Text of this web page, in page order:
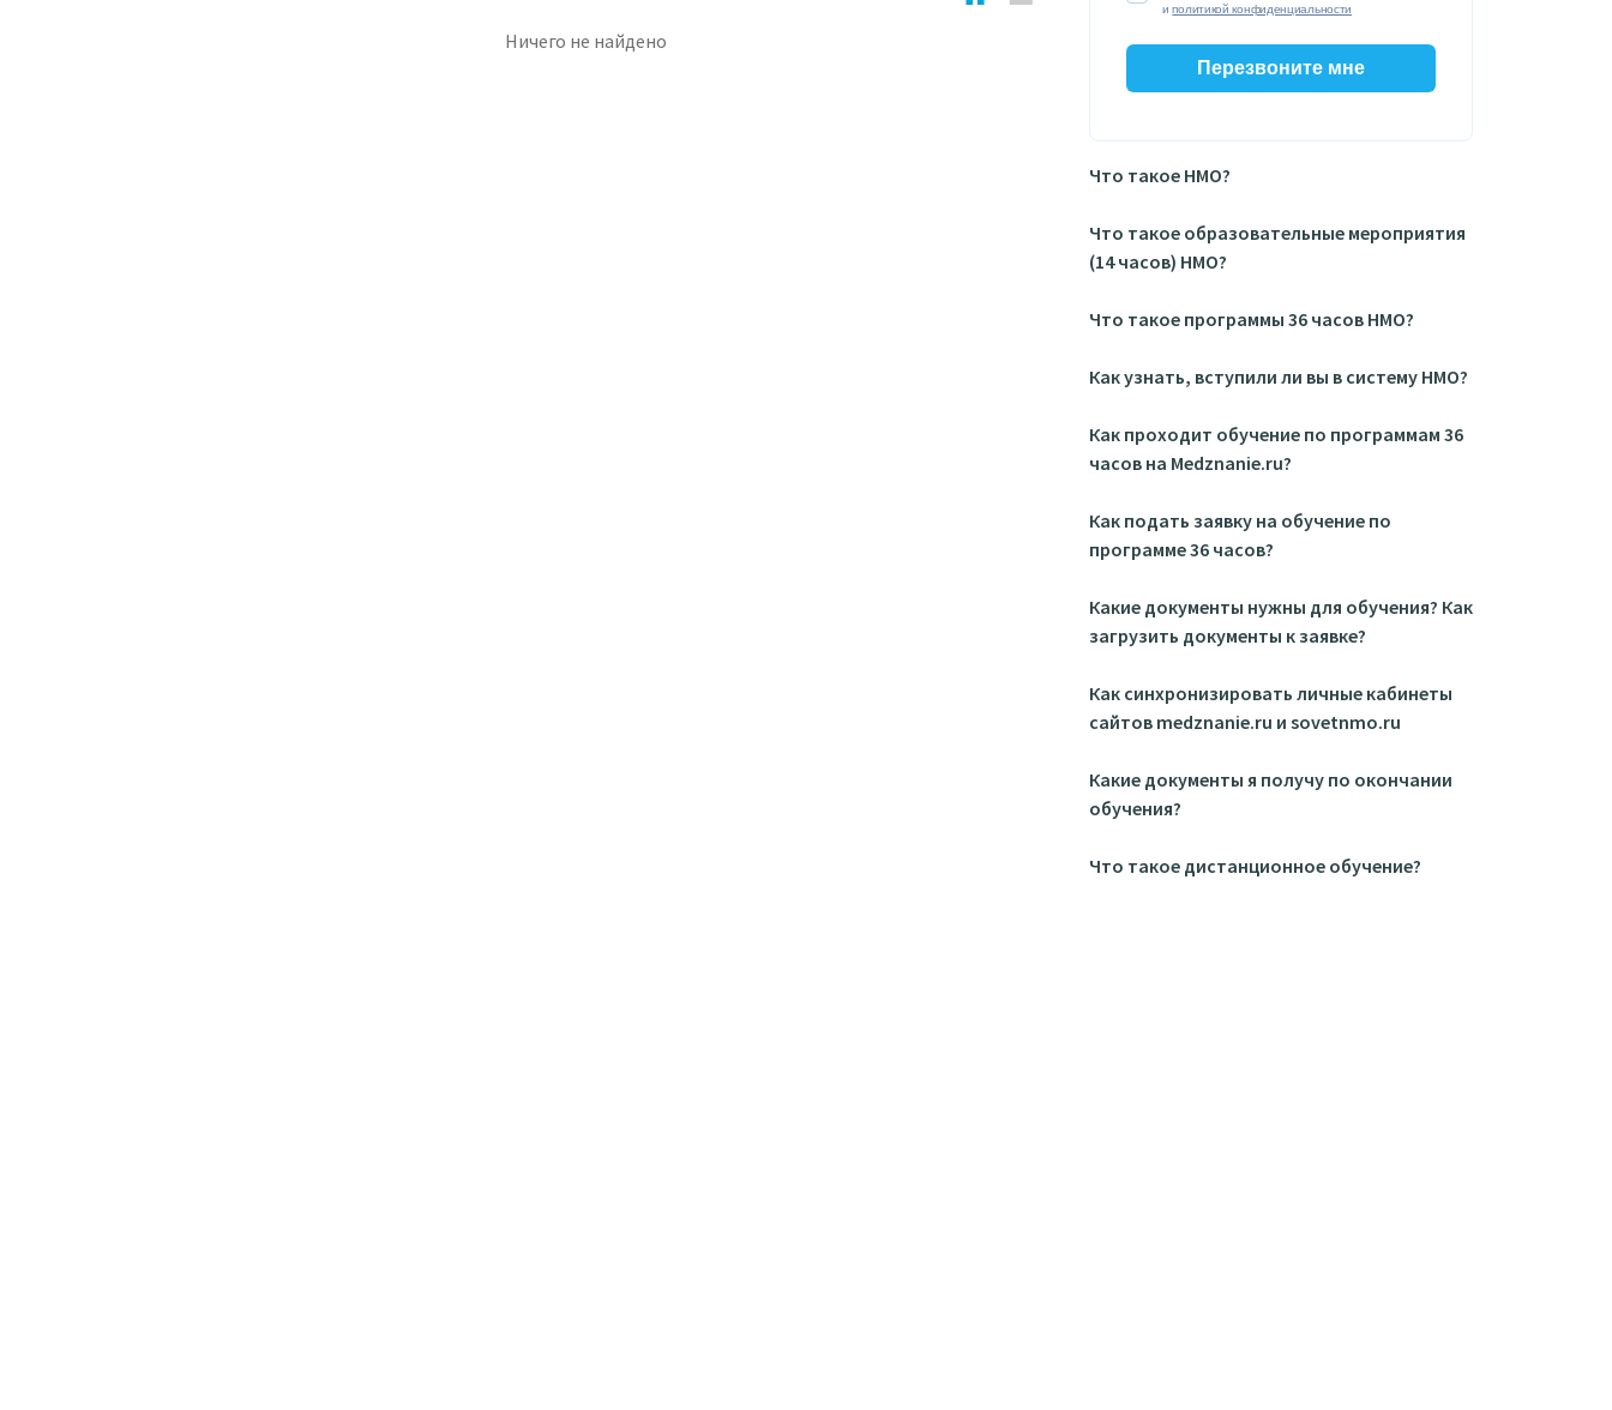
Ничего не найдено
иполитикой конфиденциальности
Перезвоните мне
Что такое НМО?
Что такое образовательные мероприятия
(14 часов) НМО?
Что такое программы 36 часов НМО?
Как узнать, вступили ли вы в систему НМО?
Как проходит обучение по программам 36
часов на Medznanie.ru?
Как подать заявку на обучение по
программе 36 часов?
Какие документы нужны для обучения? Как
загрузить документы к заявке?
Как синхронизировать личные кабинеты
сайтов medznanie.ru и sovetnmo.ru
Какие документы я получу по окончании
обучения?
Что такое дистанционное обучение?